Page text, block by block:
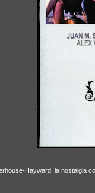
Hayward: la nostalgia